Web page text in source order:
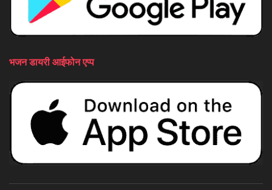
भजन डायरी आईफोन एप्प